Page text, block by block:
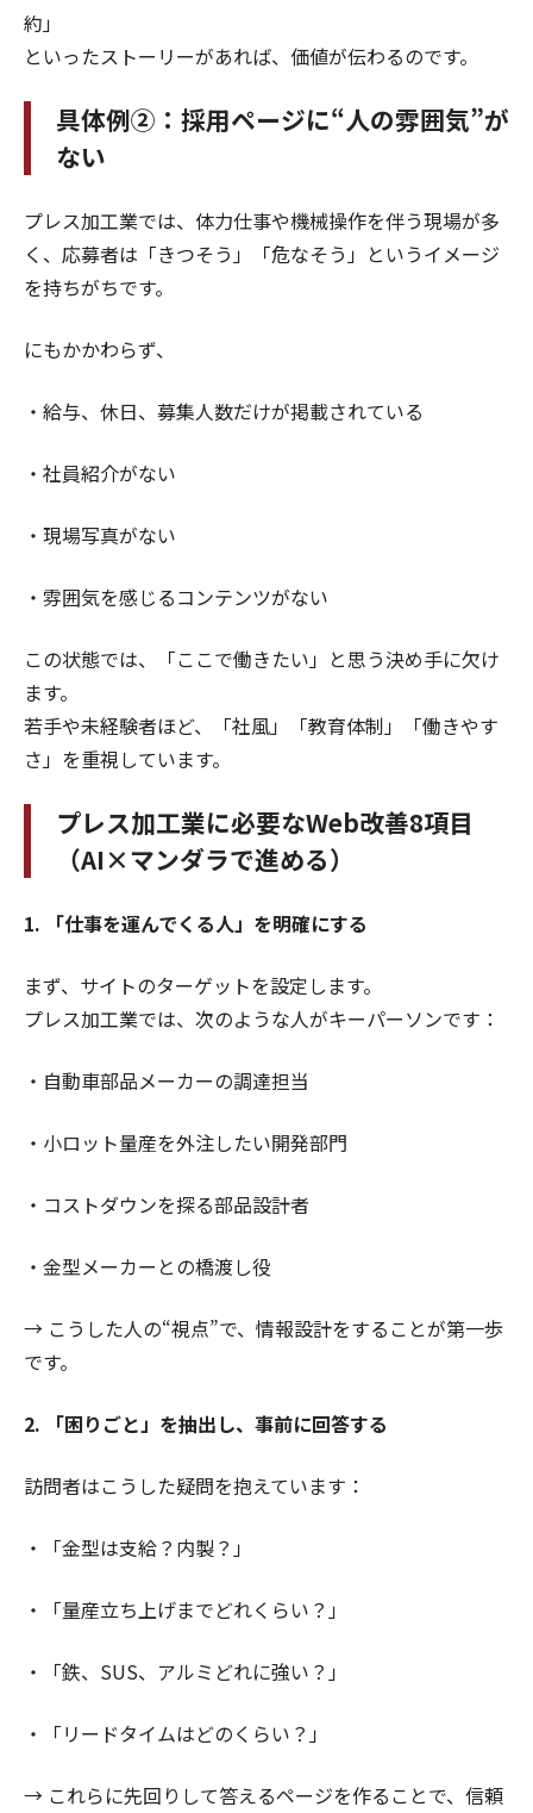
約」
といったストーリーがあれば、価値が伝わるのです。
具体例②：採用ページに“人の雰囲気”が
ない
プレス加工業では、体力仕事や機械操作を伴う現場が多
く、応募者は「きつそう」「危なそう」というイメージ
を持ちがちです。
にもかかわらず、
・給与、休日、募集人数だけが掲載されている
・社員紹介がない
・現場写真がない
・雰囲気を感じるコンテンツがない
この状態では、「ここで働きたい」と思う決め手に欠け
ます。
若手や未経験者ほど、「社風」「教育体制」「働きやす
さ」を重視しています。
プレス加工業に必要なWeb改善8項目
（AI×マンダラで進める）
1. 「仕事を運んでくる人」を明確にする
まず、サイトのターゲットを設定します。
プレス加工業では、次のような人がキーパーソンです：
・自動車部品メーカーの調達担当
・小ロット量産を外注したい開発部門
・コストダウンを探る部品設計者
・金型メーカーとの橋渡し役
→ こうした人の“視点”で、情報設計をすることが第一歩
です。
2. 「困りごと」を抽出し、事前に回答する
訪問者はこうした疑問を抱えています：
・「金型は支給？内製？」
・「量産立ち上げまでどれくらい？」
・「鉄、SUS、アルミどれに強い？」
・「リードタイムはどのくらい？」
→ これらに先回りして答えるページを作ることで、信頼